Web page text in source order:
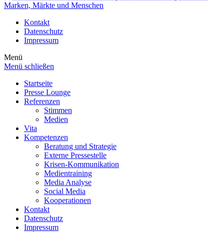
Kontakt
Datenschutz
Impressum
Menü
Menü schließen
Startseite
Presse Lounge
Referenzen
Stimmen
Medien
Vita
Kompetenzen
Beratung und Strategie
Externe Pressestelle
Krisen-Kommunikation
Medientraining
Media Analyse
Social Media
Kooperationen
Kontakt
Datenschutz
Impressum